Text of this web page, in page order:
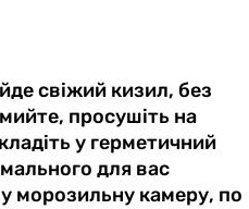
свіжий кизил, без
просушіть на
у герметичний
для вас
морозильну камеру, по